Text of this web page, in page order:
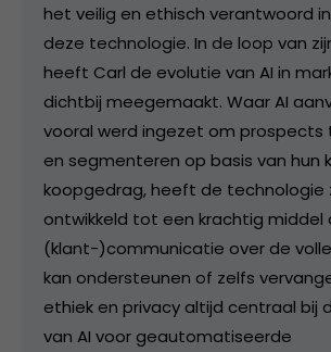
het veilig en ethisch verantwoord
deze technologie. In de loop van
heeft Carl de evolutie van AI in
dichtbij meegemaakt. Waar AI
vooral werd ingezet om prospects
en segmenteren op basis van hun
koopgedrag, heeft de technologie
ontwikkeld tot een krachtig middel
(klant-)communicatie over de
kan ondersteunen of zelfs
ethiek en privacy altijd centraal bij
van AI voor geautomatiseerde